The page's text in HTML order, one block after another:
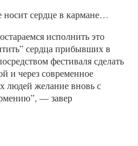
носит сердце в кармане…
исполнить это
сердца прибывших в
фестиваля сделать
и через современное
людей желание вновь с
— завер